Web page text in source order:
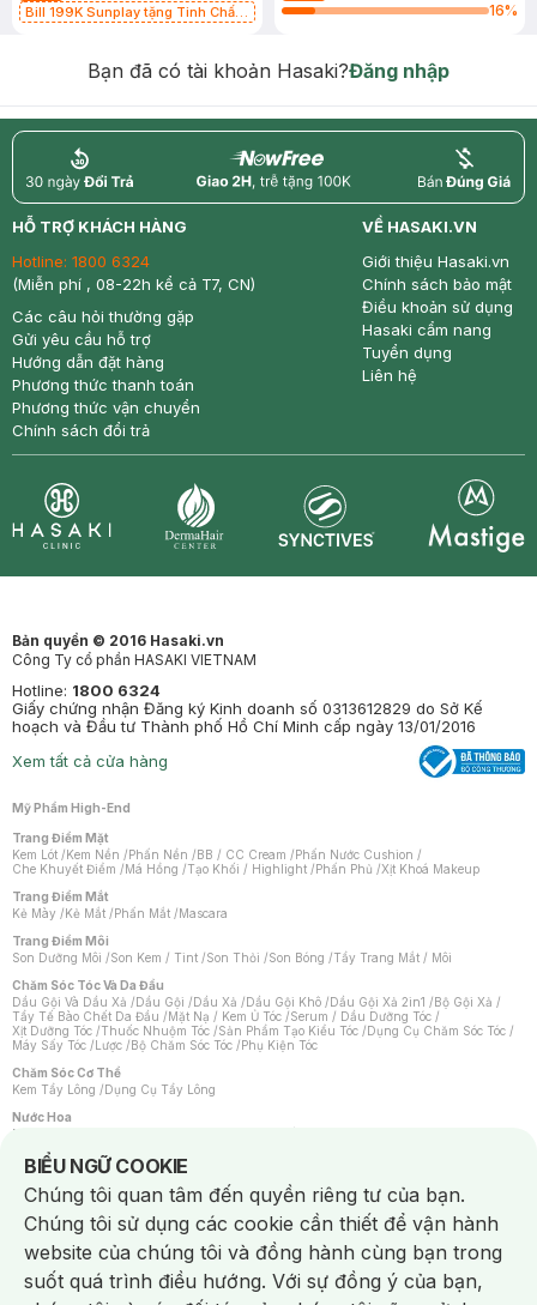
Bill 199K Sunplay tặng Tinh Chất
16%
Bạn đã có tài khoản Hasaki?Đăng nhập
return nowfree price
HỖ TRỢ KHÁCH HÀNG
Hotline: 1800 6324
(Miễn phí , 08-22h kể cả T7, CN)
Các câu hỏi thường gặp
Gửi yêu cầu hỗ trợ
Hướng dẫn đặt hàng
Phương thức thanh toán
Phương thức vận chuyển
Chính sách đổi trả
VỀ HASAKI.VN
Giới thiệu Hasaki.vn
Chính sách bảo mật
Điều khoản sử dụng
Hasaki cẩm nang
Tuyển dụng
Liên hệ
Bản quyền © 2016 Hasaki.vn
Công Ty cổ phần HASAKI VIETNAM
Hotline: 1800 6324
Giấy chứng nhận Đăng ký Kinh doanh số 0313612829 do Sở Kế
hoạch và Đầu tư Thành phố Hồ Chí Minh cấp ngày 13/01/2016
Xem tất cả cửa hàng
Mỹ Phẩm High-End
Trang Điểm Mặt
Kem Lót /Kem Nền /Phấn Nền /BB / CC Cream /Phấn Nước Cushion /
Che Khuyết Điểm /Má Hồng /Tạo Khối / Highlight /Phấn Phủ /Xịt Khoá Makeup
Trang Điểm Mắt
Kẻ Mày /Kẻ Mắt /Phấn Mắt /Mascara
Trang Điểm Môi
Son Dưỡng Môi /Son Kem / Tint /Son Thỏi /Son Bóng /Tẩy Trang Mắt / Môi
Chăm Sóc Tóc Và Da Đầu
Dầu Gội Và Dầu Xả /Dầu Gội /Dầu Xả /Dầu Gội Khô /Dầu Gội Xả 2in1 /Bộ Gội Xả /
Tẩy Tế Bào Chết Da Đầu /Mặt Nạ / Kem Ủ Tóc /Serum / Dầu Dưỡng Tóc /
Xịt Dưỡng Tóc /Thuốc Nhuộm Tóc /Sản Phẩm Tạo Kiểu Tóc /Dụng Cụ Chăm Sóc Tóc /
Máy Sấy Tóc /Lược /Bộ Chăm Sóc Tóc /Phụ Kiện Tóc
Chăm Sóc Cơ Thể
Kem Tẩy Lông /Dụng Cụ Tẩy Lông
Nước Hoa
Nước Hoa Nữ
Chăm Sóc Cá Nhân
Chống Muỗi /Khẩu Trang /Máy Massage/Mặt Nạ Xông Hơi /Nước Rửa Tay/
Sản Phẩm Chăm Sóc Khác /Bàn Chải Đánh Răng /Bàn Chải Điện/
Hỗ Trợ Trắng Răng/Kem Đánh Răng /Máy Tăm Nước/ Nước Súc Miệng/
Tăm / Chỉ Nha Khoa/ Xịt Thơm Miệng / Dung Dịch Vệ Sinh/Dưỡng Vùng Kín/
Khăn Ướt Vệ Sinh Vùng Kín/Băng Vệ Sinh/Tampon/Bọt Cạo Râu /Dao Cạo Râu/
Máy Cạo Râu
Vấn Đề Về Da
BIỂU NGỮ COOKIE
Notice about cookies usage
Chúng tôi quan tâm đến quyền riêng tư của bạn.
Chúng tôi sử dụng các cookie cần thiết để vận hành
website của chúng tôi và đồng hành cùng bạn trong
suốt quá trình điều hướng. Với sự đồng ý của bạn,